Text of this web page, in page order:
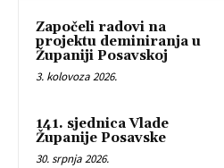
Započeli radovi na
projektu deminiranja u
Županiji Posavskoj
3. kolovoza 2026.
141. sjednica Vlade
Županije Posavske
30. srpnja 2026.